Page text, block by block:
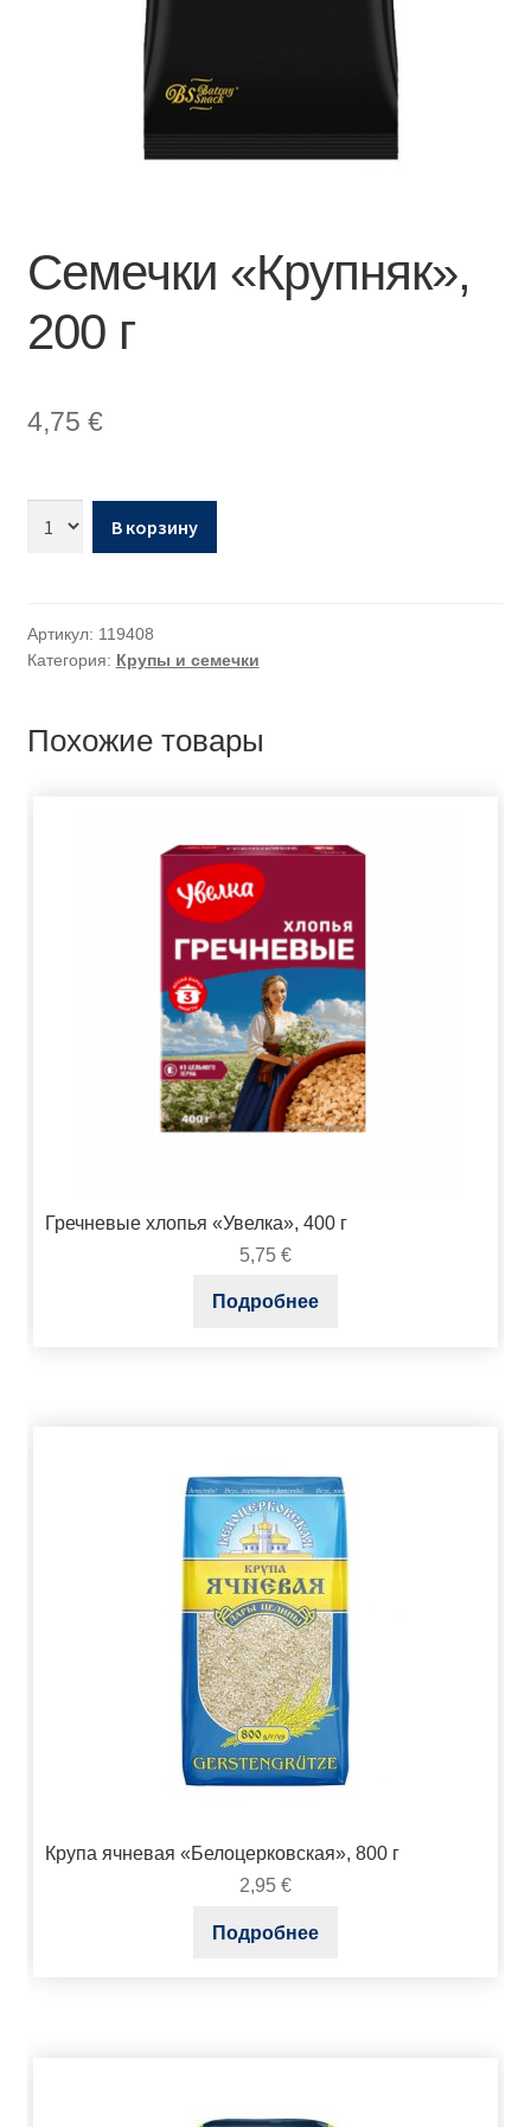
Семечки «Крупняк»,
200 г
4,75 €
В корзину
Артикул: 119408
Категория: Крупы и семечки
Похожие товары
Гречневые хлопья «Увелка», 400 г
5,75 €
Подробнее
Крупа ячневая «Белоцерковская», 800 г
2,95 €
Подробнее